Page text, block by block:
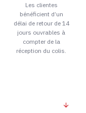
Les clientes
bénéficient d’un
délai de retour de 14
jours ouvrables à
compter de la
réception du colis.